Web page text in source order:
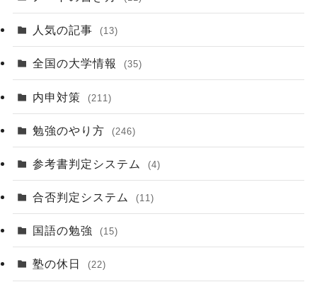
人気の記事 (13)
全国の大学情報 (35)
内申対策 (211)
勉強のやり方 (246)
参考書判定システム (4)
合否判定システム (11)
国語の勉強 (15)
塾の休日 (22)